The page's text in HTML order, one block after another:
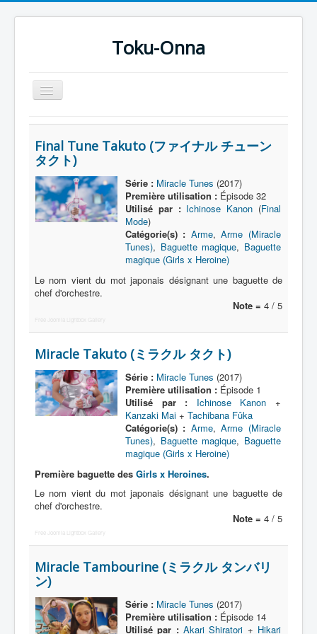
Toku-Onna
Basculer
la
Accueil
Toku-Actrices
Toku-Critiques
Séries
Films
Artiste Asperger
Idol senshi Miracle Tunes ! (アイ
ドル 戦士 ミラクル ちゅーんず !) =
Idoles guerrières Miracle Tunes !
Série
Lieux
Épisodes
Références
Miracle Tunes
Entourage
Final Tune Takuto (ファイナル チューン
タクト)
Série : Miracle Tunes (2017)
Première utilisation :Épisode 32
Utilisé par : Ichinose Kanon (Final
Mode)
Catégorie(s) : Arme,Arme (Miracle
Tunes), Baguette magique, Baguette
magique (Girls x Heroine)
Le nom vient du mot japonais désignant une baguette de
chef d'orchestre.
Note = 4 / 5
Miracle Takuto (ミラクル タクト)
Série : Miracle Tunes (2017)
Première utilisation :Épisode 1
Utilisé par :
Ichinose Kanon +
Kanzaki Mai+ Tachibana Fûka
Catégorie(s) : Arme,Arme (Miracle
Tunes), Baguette magique, Baguette
magique (Girls x Heroine)
Première baguette des Girls x Heroines.
Le nom vient du mot japonais désignant une baguette de
chef d'orchestre.
Note = 4 / 5
Free Joomla Lightbox Gallery
Miracle Tambourine (ミラクル タンバリ
ン)
Série : Miracle Tunes (2017)
Première utilisation :Épisode 14
Utilisé par : Akari Shiratori + Hikari